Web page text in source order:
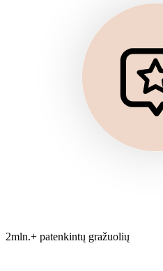
2mln.+ patenkintų gražuolių